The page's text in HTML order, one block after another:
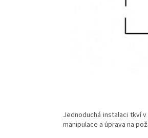
Jednoduchá instalaci tkví
manipulace a úprava na